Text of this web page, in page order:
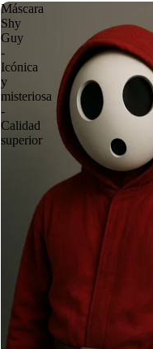
Máscara
Shy
Guy
-
Icónica
y
misteriosa
-
Calidad
superior